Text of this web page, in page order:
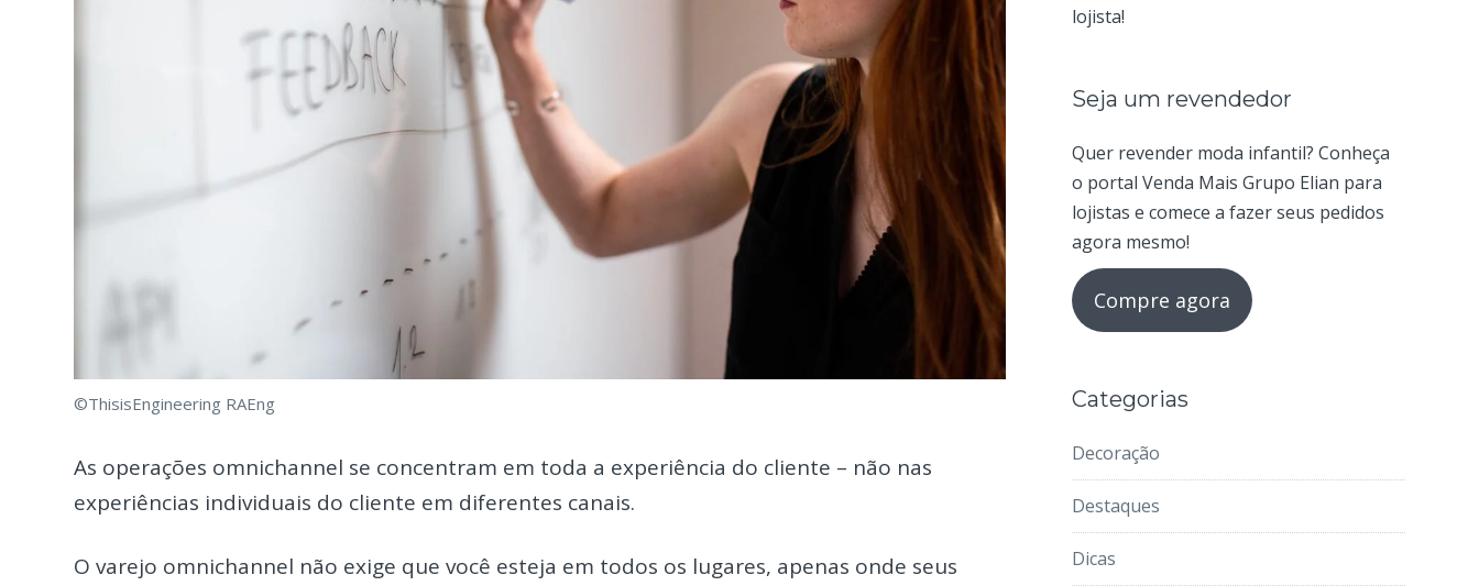
©ThisisEngineering RAEng
As operações omnichannel se concentram em toda a experiência do cliente – não nas
experiências individuais do cliente em diferentes canais.
O varejo omnichannel não exige que você esteja em todos os lugares, apenas onde seus
lojista!
Seja um revendedor
Quer revender moda infantil? Conheça
o portal Venda Mais Grupo Elian para
lojistas e comece a fazer seus pedidos
agora mesmo!
Compre agora
Categorias
Decoração
Destaques
Dicas